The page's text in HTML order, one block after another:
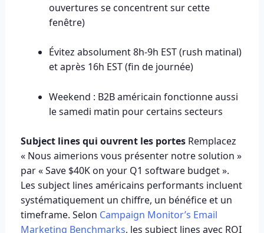
ouvertures se concentrent sur cette
fenêtre)
Évitez absolument 8h-9h EST (rush matinal)
et après 16h EST (fin de journée)
Weekend : B2B américain fonctionne aussi
le samedi matin pour certains secteurs
Subject lines qui ouvrent les portesRemplacez
« Nous aimerions vous présenter notre solution »
par « Save $40K on your Q1 software budget ».
Les subject lines américains performants incluent
systématiquement un chiffre, un bénéfice et un
timeframe. Selon Campaign Monitor’s Email
Marketing Benchmarks, les subject lines avec ROI